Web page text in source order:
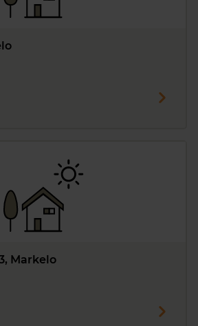
Markelo